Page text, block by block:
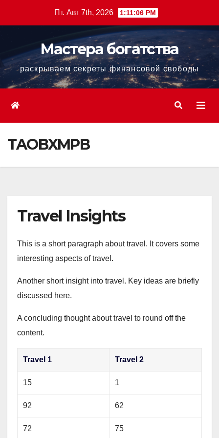
Пт. Авг 7th, 2026 1:11:07 PM
Мастера богатства
раскрываем секреты финансовой свободы
TAOBXMPB
Travel Insights
This is a short paragraph about travel. It covers some
interesting aspects of travel.
Another short insight into travel. Key ideas are briefly
discussed here.
A concluding thought about travel to round off the
content.
Travel 1 Travel 2
15 1
92 62
72 75